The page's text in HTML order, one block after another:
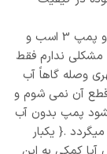
4- الان نصب مخزن 1500 لیتری و پمپ 3 اسب و
کلید اتومات پمپ برای 5 طبقه 4 مشکلی ندارم فقط
وصله گاهاً آب
آن نمی شوم و
پمپ بدون آب
.{ یکبار